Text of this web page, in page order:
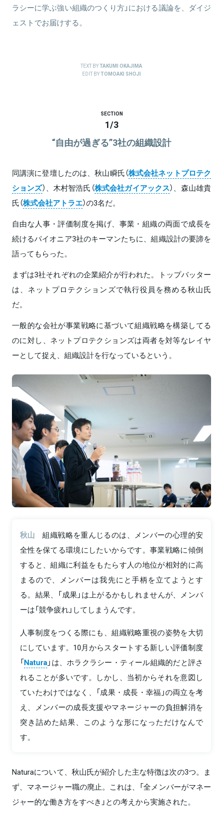
ラシーに学ぶ強い組織のつくり方」における議論を、ダイジ
ェストでお届けする。
TEXT BYTAKUMI OKAJIMA
EDIT BYTOMOAKI SHOJI
SECTION
1/3
“自由が過ぎる”3社の組織設計
同講演に登壇したのは、秋山瞬氏（株式会社ネットプロテク
ションズ）、木村智浩氏（株式会社ガイアックス）、森山雄貴
氏（株式会社アトラエ）の3名だ。
自由な人事・評価制度を掲げ、事業・組織の両面で成長を
続けるパイオニア3社のキーマンたちに、組織設計の要諦を
語ってもらった。
まずは3社それぞれの企業紹介が行われた。トップバッター
は、ネットプロテクションズで執行役員を務める秋山氏
だ。
一般的な会社が事業戦略に基づいて組織戦略を構築してる
のに対し、ネットプロテクションズは両者を対等なレイヤ
ーとして捉え、組織設計を行なっているという。
秋山
組織戦略を重んじるのは、メンバーの心理的安
全性を保てる環境にしたいからです。事業戦略に傾倒
すると、組織に利益をもたらす人の地位が相対的に高
まるので、メンバーは我先にと手柄を立てようとす
る。結果、「成果」は上がるかもしれませんが、メンバ
ーは「競争疲れ」してしまうんです。
人事制度をつくる際にも、組織戦略重視の姿勢を大切
にしています。10月からスタートする新しい評価制度
「Natura」は、ホラクラシー・ティール組織的だと評さ
れることが多いです。しかし、当初からそれを意図し
ていたわけではなく、「成果・成長・幸福」の両立を考
え、メンバーの成長支援やマネージャーの負担解消を
突き詰めた結果、このような形になっただけなんで
す。
Naturaについて、秋山氏が紹介した主な特徴は次の3つ。ま
ず、マネージャー職の廃止。これは、「全メンバーがマネー
ジャー的な働き方をすべき」との考えから実施された。